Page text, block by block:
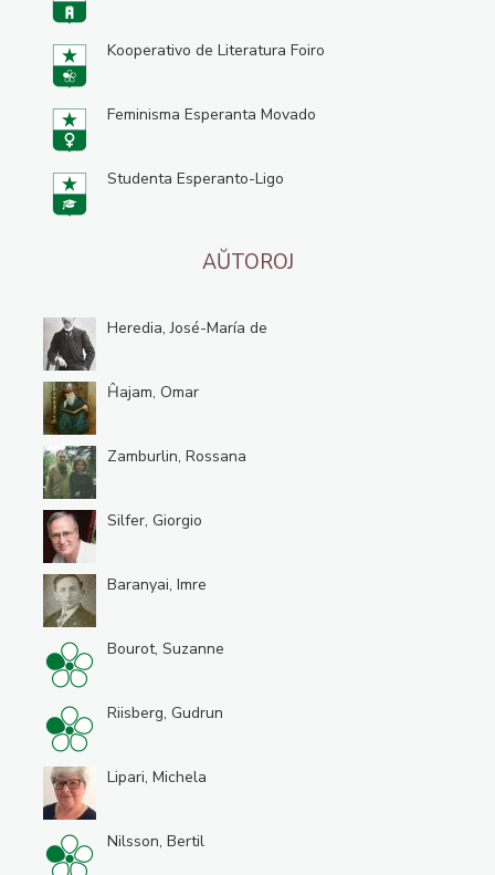
Kooperativo de Literatura Foiro
Feminisma Esperanta Movado
Studenta Esperanto-Ligo
AŬTOROJ
Heredia, José-María de
Ĥajam, Omar
Zamburlin, Rossana
Silfer, Giorgio
Baranyai, Imre
Bourot, Suzanne
Riisberg, Gudrun
Lipari, Michela
Nilsson, Bertil